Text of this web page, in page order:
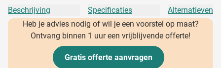
Beschrijving Specificaties
Alternatieven
Heb je advies nodig of wil je een voorstel op maat?
Ontvang binnen 1 uur een vrijblijvende offerte!
Gratis offerte aanvragen